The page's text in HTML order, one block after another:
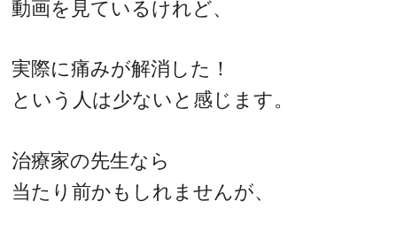
動画を見ているけれど、
実際に痛みが解消した！
という人は少ないと感じます。
治療家の先生なら
当たり前かもしれませんが、